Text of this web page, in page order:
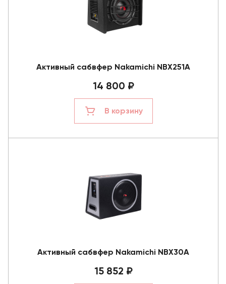
Активный сабвфер Nakamichi NBX251A
14 800 ₽
В корзину
Активный сабвфер Nakamichi NBX30A
15 852 ₽